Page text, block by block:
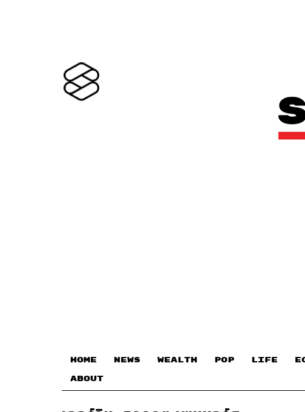
HOME NEWS WEALTH POP LIFE
ABOUT